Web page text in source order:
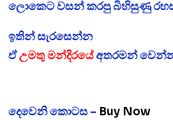
ලොකෙට වසන් කරපු බිහිසුණු
ඉතින් සැරසෙන්න
ඒඋමතු මන්දිරයේඅතරමන්
දෙවෙනි කොටස – Buy Now